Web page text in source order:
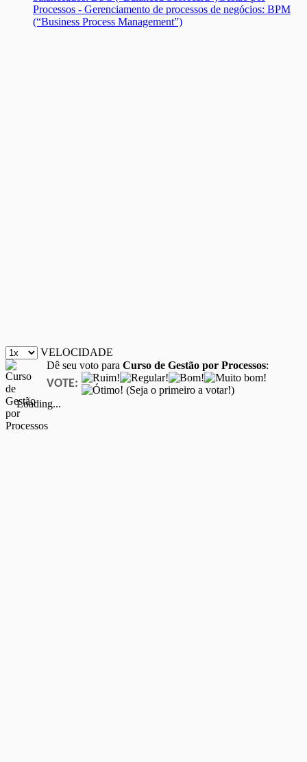
Processos - Gerenciamento de processos de negócios: BPM
(“Business Process Management”)
VELOCIDADE
Dê seu voto para Curso de Gestão por Processos:
VOTE:
(Seja o primeiro a votar!)
Loading...